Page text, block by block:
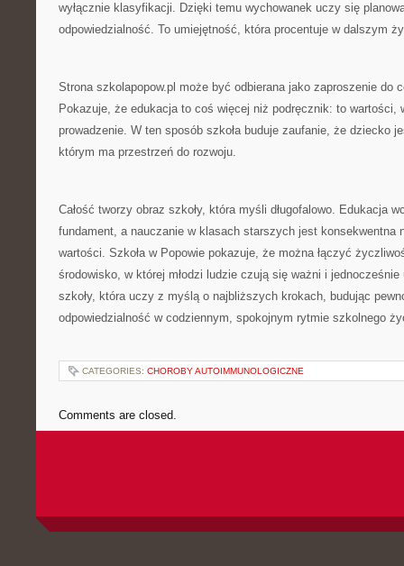
wyłącznie klasyfikacji. Dzięki temu wychowanek uczy się
odpowiedzialność. To umiejętność, która procentuje w dalszym
Strona szkolapopow.pl może być odbierana jako zaproszenie do
Pokazuje, że edukacja to coś więcej niż podręcznik: to wartości,
prowadzenie. W ten sposób szkoła buduje zaufanie, że dziecko
którym ma przestrzeń do rozwoju.
Całość tworzy obraz szkoły, która myśli długofalowo. Edukacja
fundament, a nauczanie w klasach starszych jest konsekwentna
wartości. Szkoła w Popowie pokazuje, że można łączyć
środowisko, w której młodzi ludzie czują się ważni i
szkoły, która uczy z myślą o najbliższych krokach, budując
odpowiedzialność w codziennym, spokojnym rytmie szkolnego
CATEGORIES: CHOROBY AUTOIMMUNOLOGICZNE
Comments are closed.